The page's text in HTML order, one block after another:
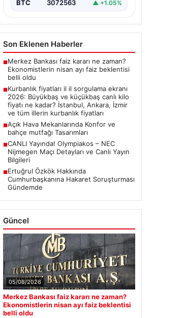
BTC 3072563 ▲ +1.05%
Son Eklenen Haberler
■Merkez Bankası faiz kararı ne zaman?
Ekonomistlerin nisan ayı faiz beklentisi
belli oldu
■Kurbanlık fiyatları il il sorgulama ekranı
2026: Büyükbaş ve küçükbaş canlı kilo
fiyatı ne kadar? İstanbul, Ankara, İzmir
ve tüm illerin kurbanlık fiyatları
■Açık Hava Mekanlarında Konfor ve
bahçe mutfağı Tasarımları
■CANLI Yayında! Olympiakos – NEC
Nijmegen Maçı Detayları ve Canlı Yayın
Bilgileri
■Ertuğrul Özkök Hakkında
Cumhurbaşkanına Hakaret Soruşturması
Gündemde
Güncel
05/08/2026
Merkez Bankası faiz kararı ne zaman?
Ekonomistlerin nisan ayı faiz beklentisi
belli oldu